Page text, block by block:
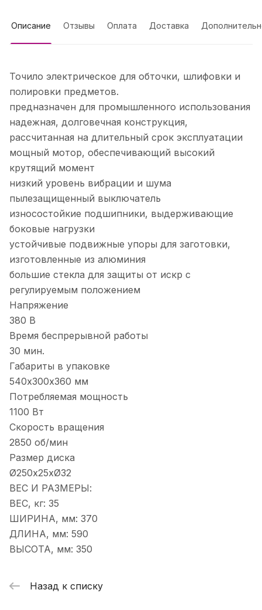
Описание Отзывы Оплата Доставка
Точило электрическое для обточки, шлифовки и
полировки предметов.
предназначен для промышленного использования
надежная, долговечная конструкция,
рассчитанная на длительный срок эксплуатации
мощный мотор, обеспечивающий высокий
крутящий момент
низкий уровень вибрации и шума
пылезащищенный выключатель
износостойкие подшипники, выдерживающие
боковые нагрузки
устойчивые подвижные упоры для заготовки,
изготовленные из алюминия
большие стекла для защиты от искр с
регулируемым положением
Напряжение
380 В
Время беспрерывной работы
30 мин.
Габариты в упаковке
540х300х360 мм
Потребляемая мощность
1100 Вт
Скорость вращения
2850 об/мин
Размер диска
Ø250х25хØ32
ВЕС И РАЗМЕРЫ:
ВЕС, кг: 35
ШИРИНА, мм: 370
ДЛИНА, мм: 590
ВЫСОТА, мм: 350
Назад к списку